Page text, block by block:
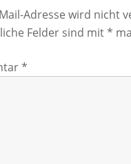
Adresse wird nicht
Felder sind mit*
*